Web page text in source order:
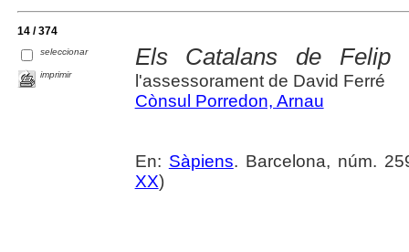
14 / 374
seleccionar
imprimir
Els Catalans de Felip
l'assessorament de David Ferré
Cònsul Porredon, Arnau
En: Sàpiens. Barcelona, núm.
XX)